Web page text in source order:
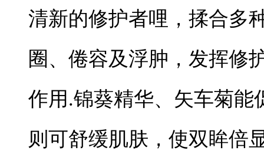
清新的修护者哩，揉合多
圈、倦容及浮肿，发挥修
作用.锦葵精华、矢车菊能
则可舒缓肌肤，使双眸倍